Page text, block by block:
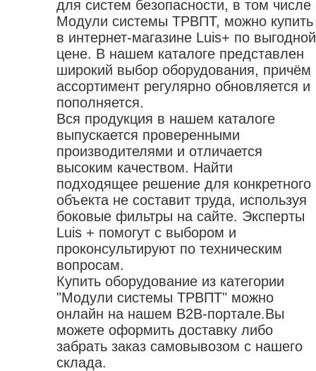
для систем безопасности, в том числе
Модули системы ТРВПТ, можно купить
в интернет-магазине Luis+ по выгодной
цене. В нашем каталоге представлен
широкий выбор оборудования, причём
ассортимент регулярно обновляется и
пополняется.
Вся продукция в нашем каталоге
выпускается проверенными
производителями и отличается
высоким качеством. Найти
подходящее решение для конкретного
объекта не составит труда, используя
боковые фильтры на сайте. Эксперты
Luis + помогут с выбором и
проконсультируют по техническим
вопросам.
Купить оборудование из категории
"Модули системы ТРВПТ" можно
онлайн на нашем B2B-портале.Вы
можете оформить доставку либо
забрать заказ самовывозом с нашего
склада.